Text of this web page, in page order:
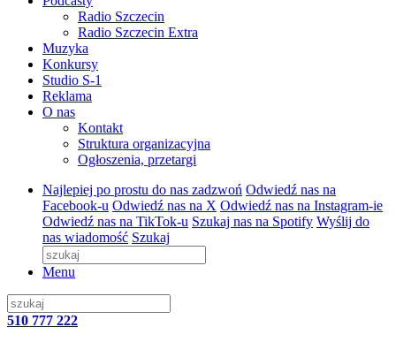
Radio Szczecin
Radio Szczecin Extra
Muzyka
Konkursy
Studio S-1
Reklama
O nas
Kontakt
Struktura organizacyjna
Ogłoszenia, przetargi
Najlepiej po prostu do nas zadzwoń Odwiedź nas na
Facebook-u Odwiedź nas na X Odwiedź nas na Instagram-ie
Odwiedź nas na TikTok-u Szukaj nas na Spotify Wyślij do
nas wiadomość Szukaj
Menu
510 777 222